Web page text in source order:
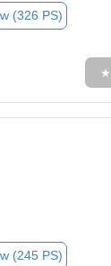
(326 PS)
★
(245 PS)